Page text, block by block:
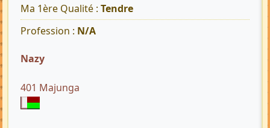
Ma 1ère Qualité : Tendre
Profession : N/A
Nazy
401 Majunga